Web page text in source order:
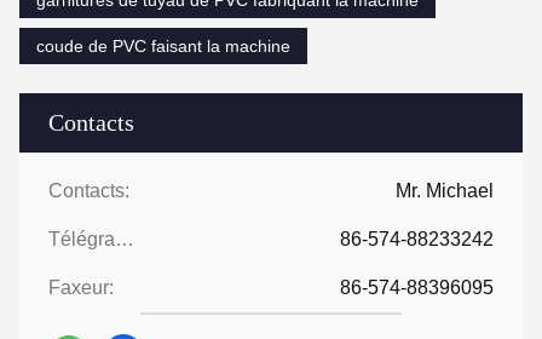
Contacts
Contacts: Mr. Michael
Télégramme: 86-574-88233242
Faxeur: 86-574-88396095
coude de PVC faisant la machine